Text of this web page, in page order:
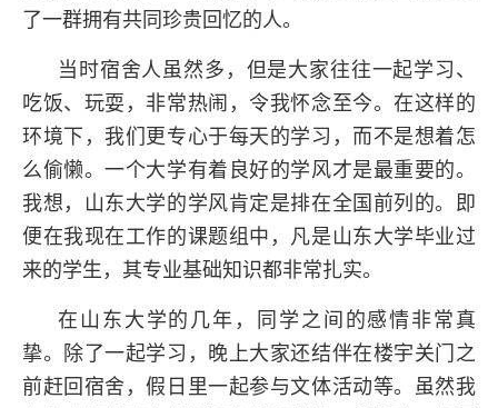
了一群拥有共同珍贵回忆的人。
当时宿舍人虽然多，但是大家往往一起学习、
吃饭、玩耍，非常热闹，令我怀念至今。在这样的
环境下，我们更专心于每天的学习，而不是想着怎
么偷懒。一个大学有着良好的学风才是最重要的。
我想，山东大学的学风肯定是排在全国前列的。即
便在我现在工作的课题组中，凡是山东大学毕业过
来的学生，其专业基础知识都非常扎实。
在山东大学的几年，同学之间的感情非常真
挚。除了一起学习，晚上大家还结伴在楼宇关门之
前赶回宿舍，假日里一起参与文体活动等。虽然我